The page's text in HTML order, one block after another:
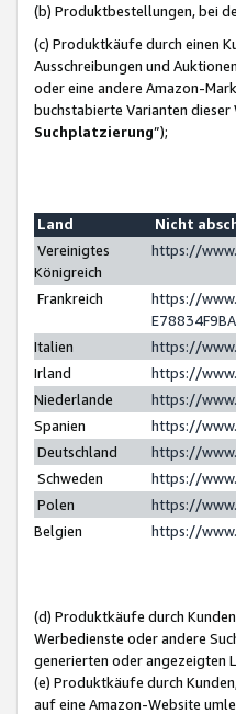
(b) Produktbestellungen, bei
(c) Produktkäufe durch einen
Ausschreibungen und
oder eine andere Amazon-
buchstabierte Varianten dieser
Suchplatzierung”);
Land
Nicht
Vereinigtes
Königreich
https://
Frankreich
https://
Italien
https://
Irland
https://
Niederlande
https://
Spanien
https://
Deutschland
https://
Schweden
https://
Polen
https://
Belgien
https://
(d) Produktkäufe durch
Werbedienste oder andere
generierten oder angezeigten
(e) Produktkäufe durch
auf eine Amazon-Website